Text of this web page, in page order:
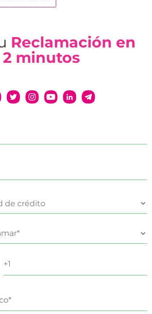
Reclamación en
2 minutos